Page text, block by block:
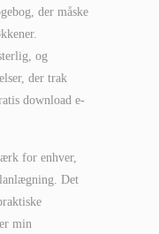
der måske
og
der trak
download e-
for enhver,
Det
min